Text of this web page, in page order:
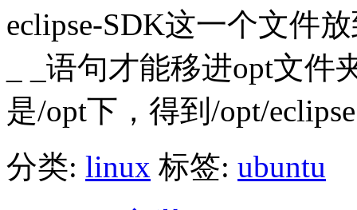
eclipse-SDK这一个文件
_ _语句才能移进opt文件
是/opt下，得到/opt/
分类: linux 标签: ubuntu